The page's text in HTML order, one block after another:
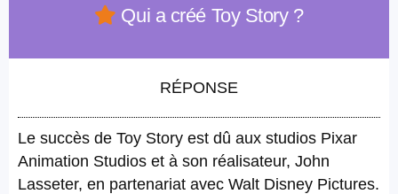
Qui a créé Toy Story ?
RÉPONSE
Le succès de Toy Story est dû aux studios Pixar
Animation Studios et à son réalisateur, John
Lasseter, en partenariat avec Walt Disney Pictures.